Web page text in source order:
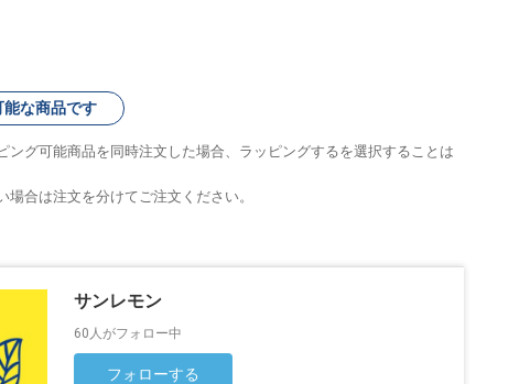
能な商品です
ング可能商品を同時注文した場合、ラッピングするを選択することは
場合は注文を分けてご注文ください。
サンレモン
60人がフォロー中
フォローする